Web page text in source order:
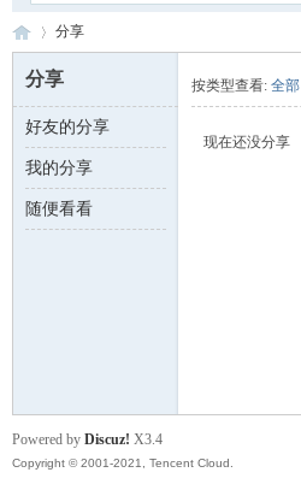
数 ›
分享
分享
好友的分享
我的分享
随便看看
按类型查看: 全部
现在还没分享
Powered by Discuz! X3.4
Copyright © 2001-2021, Tencent Cloud.